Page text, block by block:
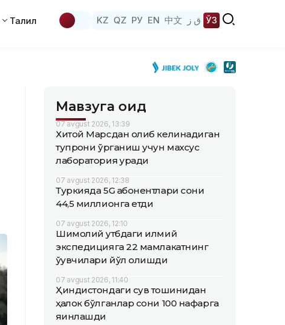
Таҳлил KZ QZ РУ EN 中文 ق ز ЎЗ
Мавзуга оид
07 avgust 2026, 13:39
Хитой Марсдан олиб келинадиган
тупроқни ўрганиш учун махсус
лаборатория қуради
07 avgust 2026, 12:38
Туркияда 5G абонентлари сони
44,5 миллионга етди
07 avgust 2026, 12:10
Шимолий қутбдаги илмий
экспедицияга 22 мамлакатнинг
ўқувчилари йўл олишди
07 avgust 2026, 11:40
Ҳиндистондаги сув тошқинидан
ҳалок бўлганлар сони 100 нафарга
яқинлашди